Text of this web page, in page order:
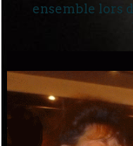
ensemble lors